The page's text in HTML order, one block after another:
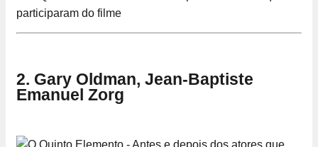
2. Gary Oldman, Jean-Baptiste
Emanuel Zorg